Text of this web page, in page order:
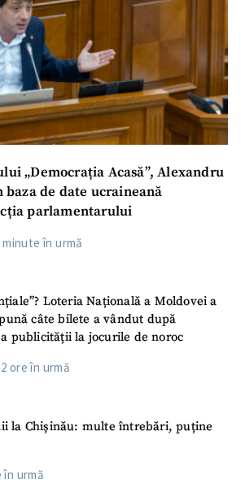
„Democrația Acasă”, Alexandru
de date ucraineană
parlamentarului
minute în urmă
Loteria Națională a Moldovei a
câte bilete a vândut după
publicității la jocurile de noroc
2 ore în urmă
la Chișinău: multe întrebări, puține
în urmă
titlu
imagine
știrei
meu
meu